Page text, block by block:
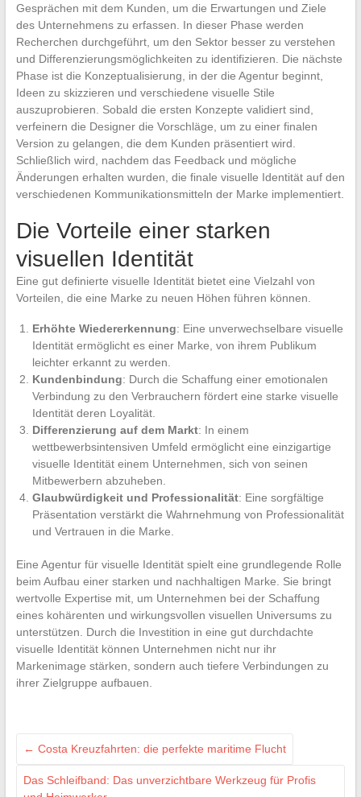
Gesprächen mit dem Kunden, um die Erwartungen und Ziele
des Unternehmens zu erfassen. In dieser Phase werden
Recherchen durchgeführt, um den Sektor besser zu verstehen
und Differenzierungsmöglichkeiten zu identifizieren. Die nächste
Phase ist die Konzeptualisierung, in der die Agentur beginnt,
Ideen zu skizzieren und verschiedene visuelle Stile
auszuprobieren. Sobald die ersten Konzepte validiert sind,
verfeinern die Designer die Vorschläge, um zu einer finalen
Version zu gelangen, die dem Kunden präsentiert wird.
Schließlich wird, nachdem das Feedback und mögliche
Änderungen erhalten wurden, die finale visuelle Identität auf den
verschiedenen Kommunikationsmitteln der Marke implementiert.
Die Vorteile einer starken
visuellen Identität
Eine gut definierte visuelle Identität bietet eine Vielzahl von
Vorteilen, die eine Marke zu neuen Höhen führen können.
Erhöhte Wiedererkennung: Eine unverwechselbare visuelle
Identität ermöglicht es einer Marke, von ihrem Publikum
leichter erkannt zu werden.
Kundenbindung: Durch die Schaffung einer emotionalen
Verbindung zu den Verbrauchern fördert eine starke visuelle
Identität deren Loyalität.
Differenzierung auf dem Markt: In einem
wettbewerbsintensiven Umfeld ermöglicht eine einzigartige
visuelle Identität einem Unternehmen, sich von seinen
Mitbewerbern abzuheben.
Glaubwürdigkeit und Professionalität: Eine sorgfältige
Präsentation verstärkt die Wahrnehmung von Professionalität
und Vertrauen in die Marke.
Eine Agentur für visuelle Identität spielt eine grundlegende Rolle
beim Aufbau einer starken und nachhaltigen Marke. Sie bringt
wertvolle Expertise mit, um Unternehmen bei der Schaffung
eines kohärenten und wirkungsvollen visuellen Universums zu
unterstützen. Durch die Investition in eine gut durchdachte
visuelle Identität können Unternehmen nicht nur ihr
Markenimage stärken, sondern auch tiefere Verbindungen zu
ihrer Zielgruppe aufbauen.
← Costa Kreuzfahrten: die perfekte maritime Flucht
Das Schleifband: Das unverzichtbare Werkzeug für Profis